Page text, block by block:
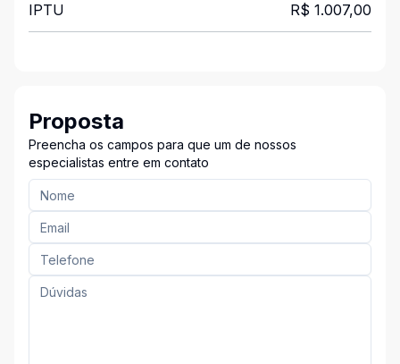
IPTU R$ 1.007,00
Proposta
Preencha os campos para que um de nossos
especialistas entre em contato